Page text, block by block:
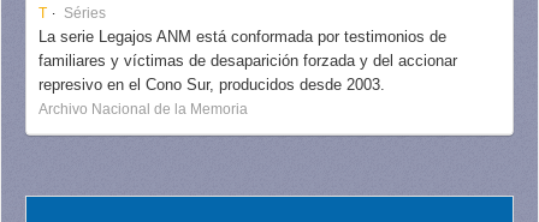
T Séries
La serie Legajos ANM está conformada por testimonios de
familiares y víctimas de desaparición forzada y del accionar
represivo en el Cono Sur, producidos desde 2003.
Archivo Nacional de la Memoria